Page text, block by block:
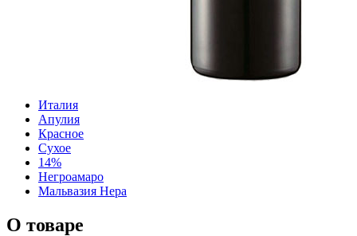
Италия
Апулия
Красное
Сухое
14%
Негроамаро
Мальвазия Нера
О товаре